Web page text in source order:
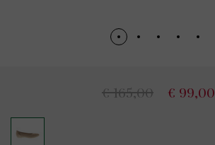
€ 165,00 € 99,00